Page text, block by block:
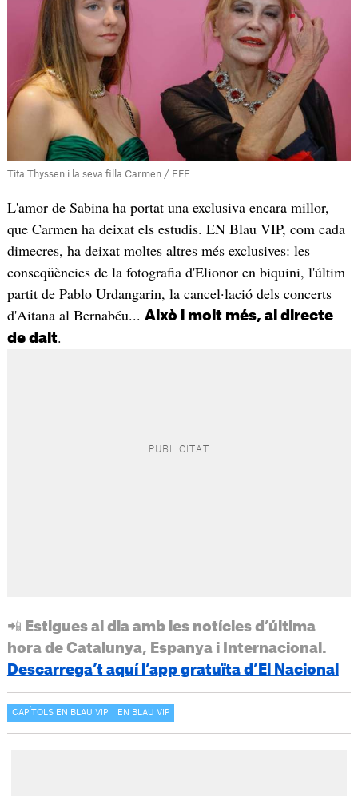
Tita Thyssen i la seva filla Carmen / EFE
L'amor de Sabina ha portat una exclusiva encara millor,
que Carmen ha deixat els estudis. EN Blau VIP, com cada
dimecres, ha deixat moltes altres més exclusives: les
conseqüències de la fotografia d'Elionor en biquini, l'últim
partit de Pablo Urdangarin, la cancel·lació dels concerts
d'Aitana al Bernabéu... Això i molt més, al directe
de dalt.
📲 Estigues al dia amb les notícies d’última
hora de Catalunya, Espanya i Internacional.
Descarrega’t aquí l’app gratuïta d’El Nacional
CAPÍTOLS EN BLAU VIP EN BLAU VIP